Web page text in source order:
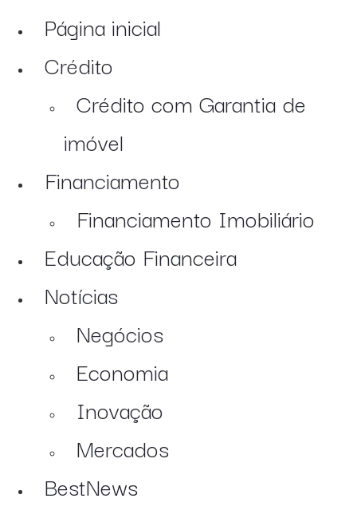
Página inicial
Crédito
Crédito com Garantia de
imóvel
Financiamento
Financiamento Imobiliário
Educação Financeira
Notícias
Negócios
Economia
Inovação
Mercados
BestNews